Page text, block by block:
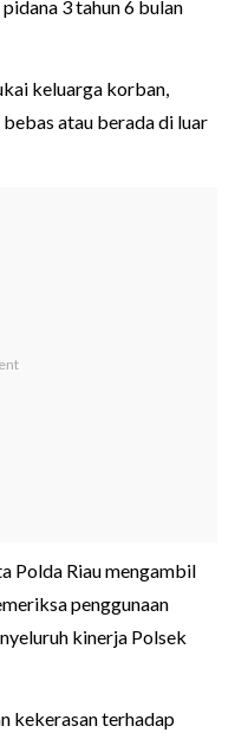
3 tahun 6 bulan
keluarga korban,
atau berada di luar
Polda Riau mengambil
penggunaan
kinerja Polsek
kekerasan terhadap